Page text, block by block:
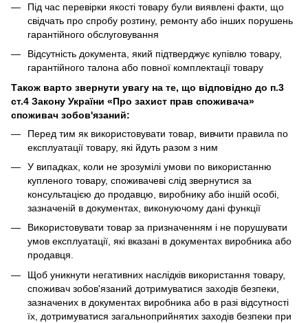
Під час перевірки якості товару були виявлені факти, що
свідчать про спробу розтину, ремонту або інших порушень
гарантійного обслуговування
Відсутність документа, який підтверджує купівлю товару,
гарантійного талона або повної комплектації товару
Також варто звернути увагу на те, що відповідно до п.3
ст.4 Закону України «Про захист прав споживача»
споживач зобов'язаний:
Перед тим як використовувати товар, вивчити правила по
експлуатації товару, які йдуть разом з ним
У випадках, коли не зрозумілі умови по використанню
купленого товару, споживачеві слід звернутися за
консультацією до продавцю, виробнику або іншій особі,
зазначеній в документах, виконуючому дані функції
Використовувати товар за призначенням і не порушувати
умов експлуатації, які вказані в документах виробника або
продавця.
Щоб уникнути негативних наслідків використання товару,
споживач зобов'язаний дотримуватися заходів безпеки,
зазначених в документах виробника або в разі відсутності
їх, дотримуватися загальноприйнятих заходів безпеки при